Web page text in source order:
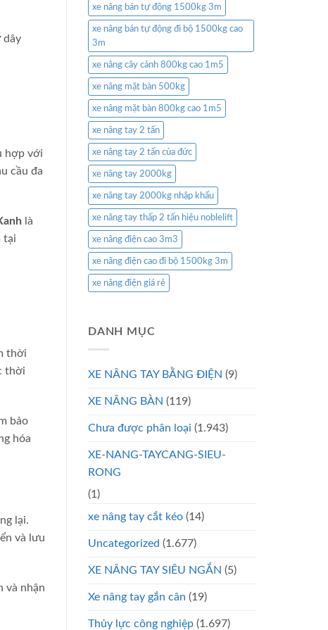
dây
hợp với
cầu đa
là
tại
thời
thời
bảo
hóa
lại.
và lưu
và nhận
xe nâng bán tự động 1500kg 3m
xe nâng bán tự động đi bộ 1500kg cao
3m
xe nâng cây cảnh 800kg cao 1m5
xe nâng mặt bàn 500kg
xe nâng mặt bàn 800kg cao 1m5
xe nâng tay 2 tấn
xe nâng tay 2 tấn của đức
xe nâng tay 2000kg
xe nâng tay 2000kg nhập khẩu
xe nâng tay thấp 2 tấn hiệu noblelift
xe nâng điện cao 3m3
xe nâng điện cao đi bộ 1500kg 3m
xe nâng điện giá rẻ
DANH MỤC
XE NÂNG TAY BẰNG ĐIỆN (9)
XE NÂNG BÀN (119)
Chưa được phân loại (1.943)
XE-NANG-TAYCANG-SIEU-
RONG
(1)
xe nâng tay cắt kéo (14)
Uncategorized (1.677)
XE NÂNG TAY SIÊU NGẮN (5)
Xe nâng tay gắn cân (19)
Thủy lực công nghiệp (1.697)